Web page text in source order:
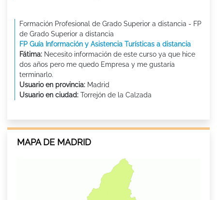
Formación Profesional de Grado Superior a distancia - FP
de Grado Superior a distancia
FP Guía Información y Asistencia Turísticas a distancia
Fátima: Necesito información de este curso ya que hice
dos años pero me quedo Empresa y me gustaría
terminarlo.
Usuario en provincia: Madrid
Usuario en ciudad: Torrejón de la Calzada
MAPA DE MADRID